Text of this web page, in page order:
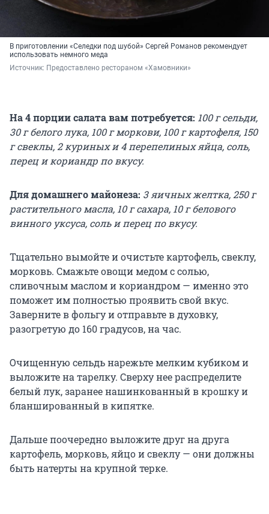
В приготовлении «Селедки под шубой» Сергей Романов рекомендует
использовать немного меда
Источник: Предоставлено рестораном «Хамовники»
На 4 порции салата вам потребуется: 100 г сельди,
30 г белого лука, 100 г моркови, 100 г картофеля, 150
г свеклы, 2 куриных и 4 перепелиных яйца, соль,
перец и кориандр по вкусу.
Для домашнего майонеза: 3 яичных желтка, 250 г
растительного масла, 10 г сахара, 10 г белового
винного уксуса, соль и перец по вкусу.
Тщательно вымойте и очистьте картофель, свеклу,
морковь. Смажьте овощи медом с солью,
сливочным маслом и кориандром — именно это
поможет им полностью проявить свой вкус.
Заверните в фольгу и отправьте в духовку,
разогретую до 160 градусов, на час.
Очищенную сельдь нарежьте мелким кубиком и
выложите на тарелку. Сверху нее распределите
белый лук, заранее нашинкованный в крошку и
бланшированный в кипятке.
Дальше поочередно выложите друг на друга
картофель, морковь, яйцо и свеклу — они должны
быть натерты на крупной терке.